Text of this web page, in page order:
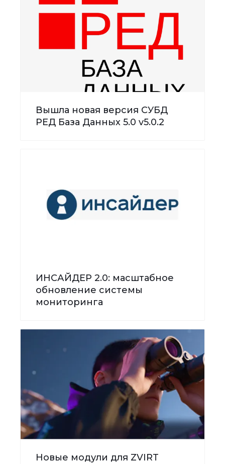
Вышла новая версия СУБД
РЕД База Данных 5.0 v5.0.2
ИНСАЙДЕР 2.0: масштабное
обновление системы
мониторинга
Новые модули для ZVIRT